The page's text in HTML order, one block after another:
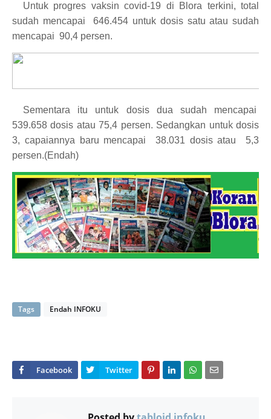
Untuk progres vaksin covid-19 di Blora terkini, total
sudah mencapai
646.454 untuk dosis satu atau sudah
mencapai 90,4 persen.
Sementara itu untuk dosis dua sudah mencapai
539.658 dosis atau 75,4 persen. Sedangkan untukdosis
3, capaiannya baru mencapai
38.031 dosis atau
5,3
persen.(Endah)
Tags Endah INFOKU